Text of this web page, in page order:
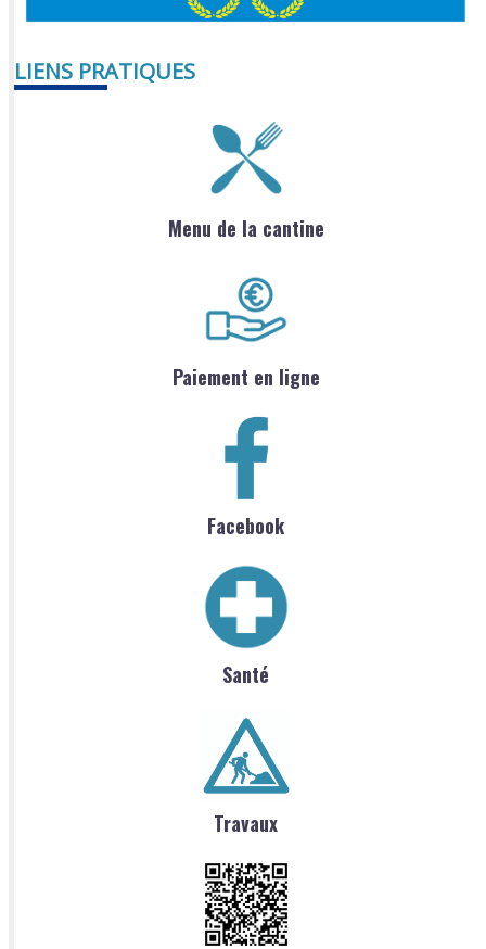
LIENS PRATIQUES
Menu de la cantine
Paiement en ligne
Facebook
Santé
Travaux